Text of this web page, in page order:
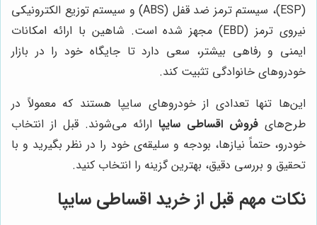
(ESP)، سیستم ترمز ضد قفل (ABS) و سیستم توزیع الکترونیکی
نیروی ترمز (EBD) مجهز شده است. شاهین با ارائه امکانات
ایمنی و رفاهی بیشتر، سعی دارد تا جایگاه خود را در بازار
خودروهای خانوادگی تثبیت کند.
این‌ها تنها تعدادی از خودروهای سایپا هستند که معمولاً در
طرح‌های فروش اقساطی سایپا ارائه می‌شوند. قبل از انتخاب
خودرو، حتماً نیازها، بودجه و سلیقه‌ی خود را در نظر بگیرید و با
تحقیق و بررسی دقیق، بهترین گزینه را انتخاب کنید.
نکات مهم قبل از خرید اقساطی سایپا